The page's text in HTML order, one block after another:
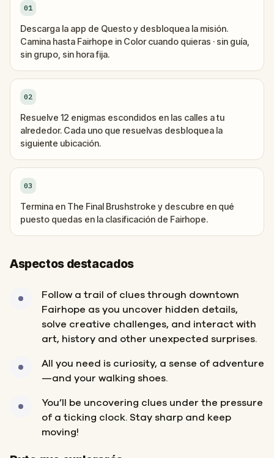
01
Descarga la app de Questo y desbloquea la misión.
Camina hasta Fairhope in Color cuando quieras · sin guía,
sin grupo, sin hora fija.
02
Resuelve 12 enigmas escondidos en las calles a tu
alrededor. Cada uno que resuelvas desbloquea la
siguiente ubicación.
03
Termina en The Final Brushstroke y descubre en qué
puesto quedas en la clasificación de Fairhope.
Aspectos destacados
Follow a trail of clues through downtown
Fairhope as you uncover hidden details,
solve creative challenges, and interact with
art, history and other unexpected surprises.
All you need is curiosity, a sense of adventure
—and your walking shoes.
You’ll be uncovering clues under the pressure
of a ticking clock. Stay sharp and keep
moving!